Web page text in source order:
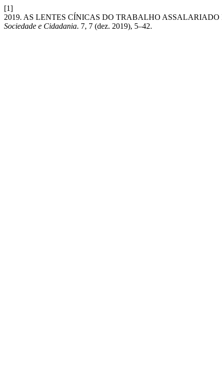
[1]
2019. AS LENTES CÍNICAS DO TRABALHO
Sociedade e Cidadania. 7, 7 (dez. 2019), 5–42.